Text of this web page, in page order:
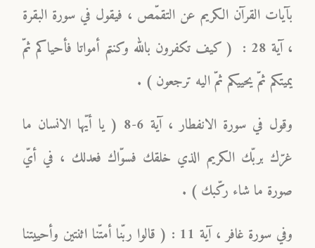
بآيات القرآن الكريم عن التقمّص ، فيقول في سورة البقرة
، آية 28 : ( كيف تكفرون بالله وكنتم أمواتا فأحياكم ثمّ
يميتكم ثمّ يحييكم ثمّ اليه ترجعون ) .
وقول في سورة الانفطار ، آية 6-8 ( يا أيّها الانسان ما
غرّك بربّك الكريم الذي خلقك فسوّاك فعدلك ، في أيّ
صورة ما شاء ركّبك ) .
وفي سورة غافر ، آية 11 : ( قالوا ربّنا أمتّنا اثنتين وأحييتنا